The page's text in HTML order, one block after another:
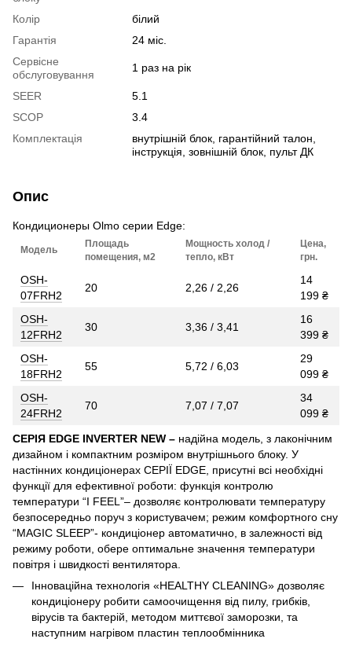
Колір
білий
Гарантія
24 міс.
Сервісне
обслуговування
1 раз на рік
SEER
5.1
SCOP
3.4
Комплектація
внутрішній блок, гарантійний талон,
інструкція, зовнішній блок, пульт ДК
Опис
Кондиционеры Olmo серии Edge:
Модель
Площадь
помещения, м2
Мощность холод /
тепло, кВт
Цена,
грн.
OSH-
07FRH2
20 2,26 / 2,26
14
199 ₴
OSH-
12FRH2
30 3,36 / 3,41
16
399 ₴
OSH-
18FRH2
55 5,72 / 6,03
29
099 ₴
OSH-
24FRH2
70 7,07 / 7,07
34
099 ₴
СЕРІЯ EDGE INVERTER NEW – надійна модель, з лаконічним
дизайном і компактним розміром внутрішнього блоку. У
настінних кондиціонерах СЕРІЇ EDGE, присутні всі необхідні
функції для ефективної роботи: функція контролю
температури “I FEEL”– дозволяє контролювати температуру
безпосередньо поруч з користувачем; режим комфортного сну
“MAGIC SLEEP”- кондиціонер автоматично, в залежності від
режиму роботи, обере оптимальне значення температури
повітря і швидкості вентилятора.
Інноваційна технологія «HEALTHY CLEANING» дозволяє
кондиціонеру робити самоочищення від пилу, грибків,
вірусів та бактерій, методом миттєвої заморозки, та
наступним нагрівом пластин теплообмінника